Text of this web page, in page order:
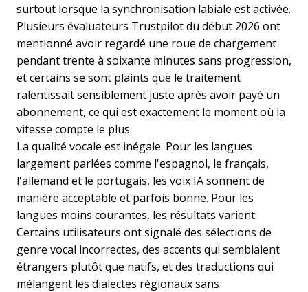
surtout lorsque la synchronisation labiale est activée.
Plusieurs évaluateurs Trustpilot du début 2026 ont
mentionné avoir regardé une roue de chargement
pendant trente à soixante minutes sans progression,
et certains se sont plaints que le traitement
ralentissait sensiblement juste après avoir payé un
abonnement, ce qui est exactement le moment où la
vitesse compte le plus.
La qualité vocale est inégale. Pour les langues
largement parlées comme l'espagnol, le français,
l'allemand et le portugais, les voix IA sonnent de
manière acceptable et parfois bonne. Pour les
langues moins courantes, les résultats varient.
Certains utilisateurs ont signalé des sélections de
genre vocal incorrectes, des accents qui semblaient
étrangers plutôt que natifs, et des traductions qui
mélangent les dialectes régionaux sans